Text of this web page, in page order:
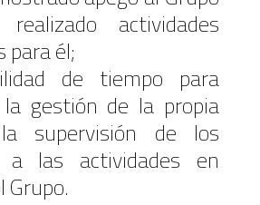
actividades
él;
de tiempo para
gestión de la propia
supervisión de los
las actividades en
Grupo.